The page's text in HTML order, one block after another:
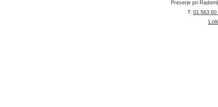
Preserje pri
T: 01 563 60